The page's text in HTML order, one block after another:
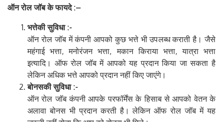
ऑन रोल जॉब के फायदे:–
भत्तेकी सुविधा:-
ऑन रोल जॉब में कंपनी आपको कुछ भत्ते भी उपलब्ध कराती है। जैसे
महंगाई भत्ता, मनोरंजन भत्ता, मकान किराया भत्ता, यात्रा भत्ता
इत्यादि। ऑफ रोल जॉब में आपको यह प्रदान किया जा सकता है
लेकिन अधिक भत्ते आपको प्रदान नहीं किए जाएंगे।
बोनसकी सुविधा:-
ऑन रोल जॉब कंपनी आपके परफॉर्मेंस के हिसाब से आपको वेतन के
अलावा बोनस भी प्रदान करती है। लेकिन ऑफ रोल जॉब में यह